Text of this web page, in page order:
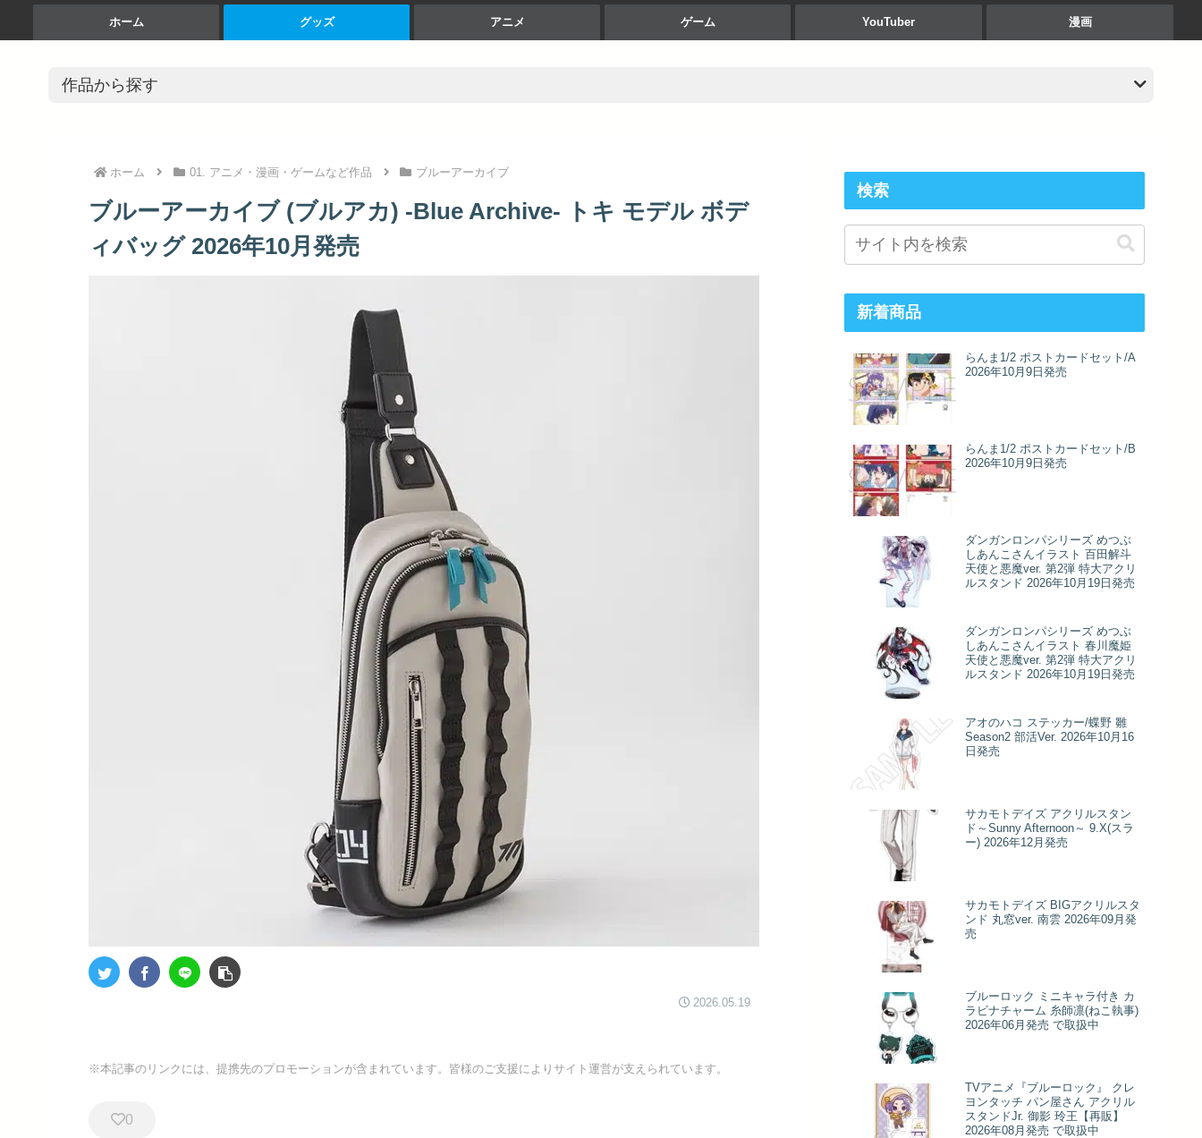
ホーム グッズ アニメ ゲーム YouTuber 漫画
ホーム 01. アニメ・漫画・ゲームなど作品 ブルーアーカイブ
ブルーアーカイブ (ブルアカ) -Blue Archive- トキ モデル ボデ
ィバッグ 2026年10月発売
2026.05.19
※本記事のリンクには、提携先のプロモーションが含まれています。皆様のご支援によりサイト運営が支えられています。
0
検索
新着商品
らんま1/2 ポストカードセット/A
2026年10月9日発売
らんま1/2 ポストカードセット/B
2026年10月9日発売
ダンガンロンパシリーズ めつぶ
しあんこさんイラスト 百田解斗
天使と悪魔ver. 第2弾 特大アクリ
ルスタンド 2026年10月19日発売
ダンガンロンパシリーズ めつぶ
しあんこさんイラスト 春川魔姫
天使と悪魔ver. 第2弾 特大アクリ
ルスタンド 2026年10月19日発売
アオのハコ ステッカー/蝶野 雛
Season2 部活Ver. 2026年10月16
日発売
サカモトデイズ アクリルスタン
ド～Sunny Afternoon～ 9.X(スラ
ー) 2026年12月発売
サカモトデイズ BIGアクリルスタ
ンド 丸窓ver. 南雲 2026年09月発
売
ブルーロック ミニキャラ付き カ
ラビナチャーム 糸師凛(ねこ執事)
2026年06月発売 で取扱中
TVアニメ『ブルーロック』 クレ
ヨンタッチ パン屋さん アクリル
スタンドJr. 御影 玲王【再販】
2026年08月発売 で取扱中